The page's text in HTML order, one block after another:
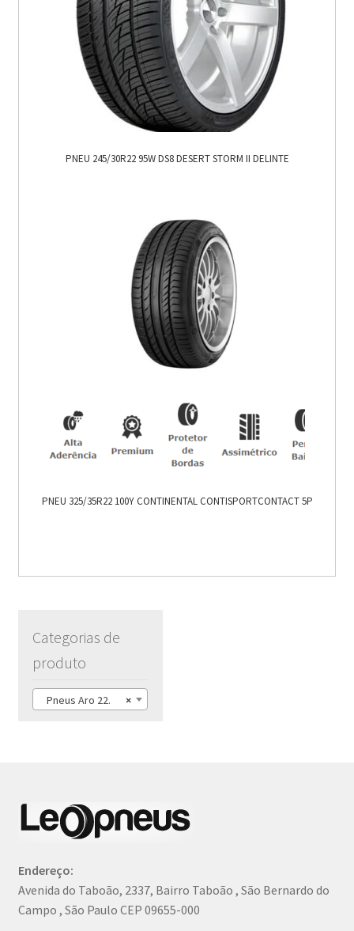
PNEU 245/30R22 95W DS8 DESERT STORM II DELINTE
PNEU 325/35R22 100Y CONTINENTAL CONTISPORTCONTACT 5P
Categorias de
produto
×
Pneus Aro 22.
Endereço:
Avenida do Taboão, 2337, Bairro Taboão , São Bernardo do
Campo , São Paulo CEP 09655-000